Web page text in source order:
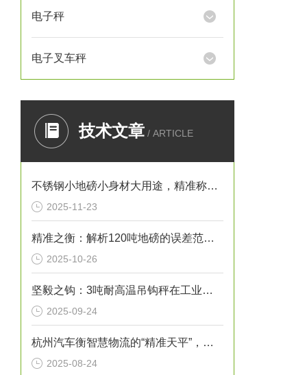
电子秤
电子叉车秤
技术文章 / ARTICLE
不锈钢小地磅小身材大用途，精准称重的“全能选手”
2025-11-23
精准之衡：解析120吨地磅的误差范围与管理实践
2025-10-26
坚毅之钩：3吨耐高温吊钩秤在工业热环境下的特性
2025-09-24
杭州汽车衡智慧物流的“精准天平”，赋能城市经济高质量发展
2025-08-24